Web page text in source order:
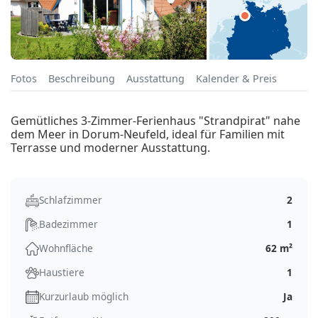
Fotos Beschreibung Ausstattung Kalender & Preis
Gemütliches 3-Zimmer-Ferienhaus "Strandpirat" nahe
dem Meer in Dorum-Neufeld, ideal für Familien mit
Terrasse und moderner Ausstattung.
Schlafzimmer
2
Badezimmer
1
Wohnfläche
62 m²
Haustiere
1
Kurzurlaub möglich
Ja